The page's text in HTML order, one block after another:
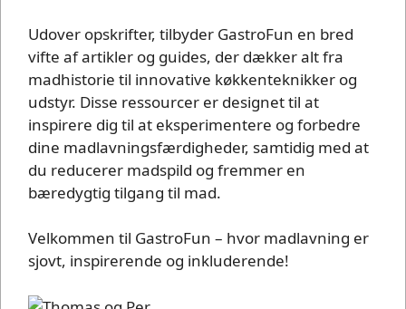
Udover opskrifter, tilbyder GastroFun en bred
vifte af artikler og guides, der dækker alt fra
madhistorie til innovative køkkenteknikker og
udstyr. Disse ressourcer er designet til at
inspirere dig til at eksperimentere og forbedre
dine madlavningsfærdigheder, samtidig med at
du reducerer madspild og fremmer en
bæredygtig tilgang til mad.
Velkommen til GastroFun – hvor madlavning er
sjovt, inspirerende og inkluderende!